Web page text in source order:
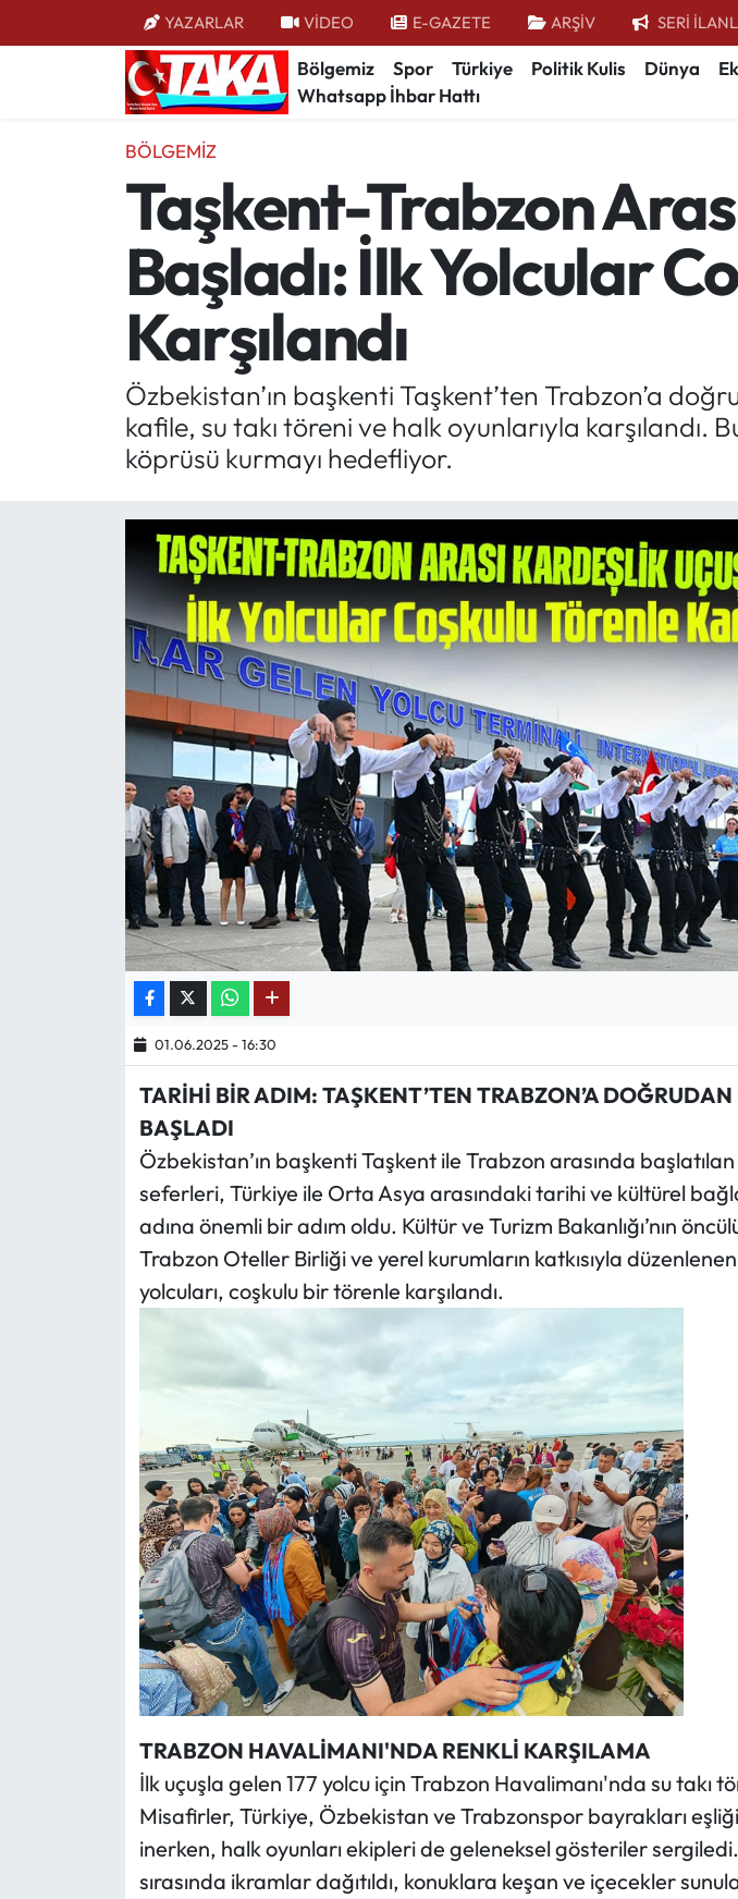
YAZARLAR VİDEO E-GAZETE ARŞİV SERİ
Bölgemiz Spor Türkiye Politik Kulis Dünya
Whatsapp İhbar Hattı
BÖLGEMIZ
Taşkent-Trabzon
Başladı: İlk Yolcular
Karşılandı
Özbekistan’ın başkenti Taşkent’ten Trabzon’a
kafile, su takı töreni ve halk oyunlarıyla karşılandı.
köprüsü kurmayı hedefliyor.
01.06.2025 - 16:30
TARİHİ BİR ADIM: TAŞKENT’TEN TRABZON’A
BAŞLADI
Özbekistan’ın başkenti Taşkent ile Trabzon arasında
seferleri, Türkiye ile Orta Asya arasındaki tarihi ve kültürel
adına önemli bir adım oldu. Kültür ve Turizm Bakanlığı’nın
Trabzon Oteller Birliği ve yerel kurumların katkısıyla
yolcuları, coşkulu bir törenle karşılandı.
,
TRABZON HAVALİMANI'NDA RENKLİ KARŞILAMA
İlk uçuşla gelen 177 yolcu için Trabzon Havalimanı'nda su takı
Misafirler, Türkiye, Özbekistan ve Trabzonspor bayrakları
inerken, halk oyunları ekipleri de geleneksel gösteriler
sırasında ikramlar dağıtıldı, konuklara keşan ve içecekler
Bölgemiz
Kültür/Sanat
Politik Kulis
Magazin
Mektup Galeri
Manşet
Köşe Yazıları
Karikatür Galeri
ASTROLOJİ
Spor Yazıları
Mektup Galeri
Trabzon Nöbetçi Eczaneler
Trabzon Hava Durumu
Trabzon Trafik Yoğunluk Haritası
Süper Lig Puan Durumu ve Fikstür
Son Dakika Haberleri
Haber Arşivi